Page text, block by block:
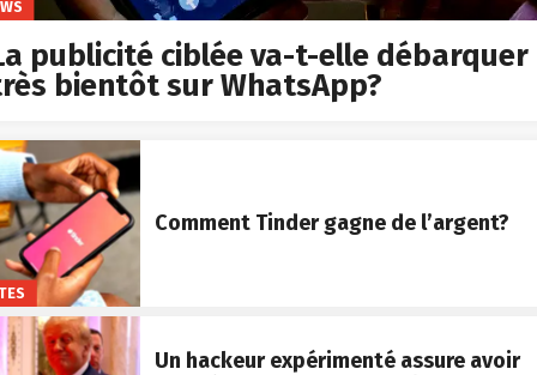
publicité ciblée va-t-elle débarquer
bientôt sur WhatsApp?
Comment Tinder gagne de l’argent?
Un hackeur expérimenté assure avoir